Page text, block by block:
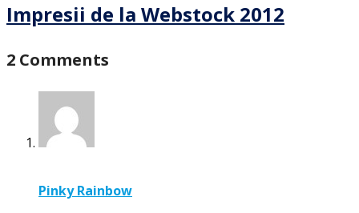
Impresii de la Webstock 2012
2 Comments
Pinky Rainbow